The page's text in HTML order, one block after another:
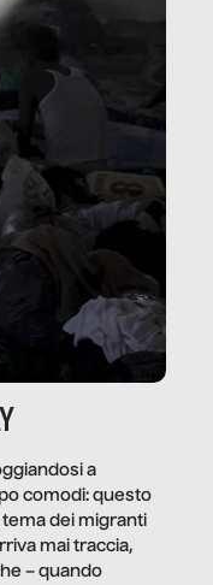
a
comodi: questo
dei migranti
mai traccia,
– quando